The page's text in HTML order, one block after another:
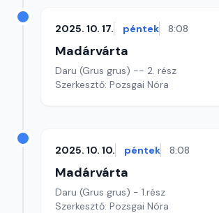
2025. 10. 17. péntek 8:08
Madárvárta
Daru (Grus grus) -- 2. rész
Szerkesztő: Pozsgai Nóra
2025. 10. 10. péntek 8:08
Madárvárta
Daru (Grus grus) - 1.rész
Szerkesztő: Pozsgai Nóra